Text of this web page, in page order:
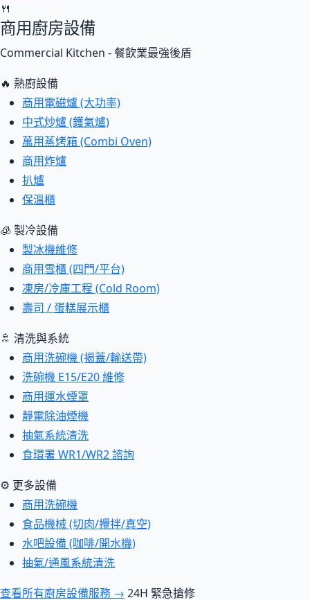
🍴
商用廚房設備
Commercial Kitchen - 餐飲業最強後盾
🔥 熱廚設備
商用電磁爐 (大功率)
中式炒爐 (鑊氣爐)
萬用蒸烤箱 (Combi Oven)
商用炸爐
扒爐
保溫櫃
🧊 製冷設備
製冰機維修
商用雪櫃 (四門/平台)
凍房/冷庫工程 (Cold Room)
壽司 / 蛋糕展示櫃
🚿 清洗與系統
商用洗碗機 (揭蓋/輸送帶)
洗碗機 E15/E20 維修
商用運水煙罩
靜電除油煙機
抽氣系統清洗
食環署 WR1/WR2 諮詢
⚙ 更多設備
商用洗碗機
食品機械 (切肉/攪拌/真空)
水吧設備 (咖啡/開水機)
抽氣/通風系統清洗
查看所有廚房設備服務 → 24H 緊急搶修